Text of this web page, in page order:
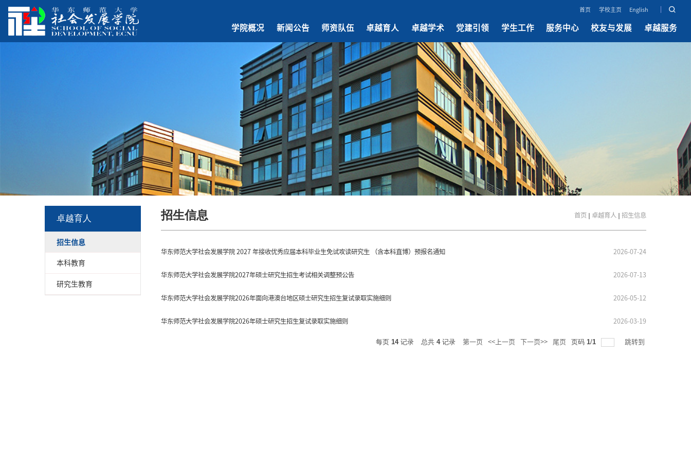
首页 学校主页 English
学院概况 新闻公告 师资队伍 卓越育人 卓越学术 党建引领 学生工作 服务中心 校友与发展 卓越服务
卓越育人
招生信息
本科教育
研究生教育
首页 卓越育人 招生信息
招生信息
华东师范大学社会发展学院 2027 年接收优秀应届本科毕业生免试攻读研究生 （含本科直博）预报名通知 2026-07-24
华东师范大学社会发展学院2027年硕士研究生招生考试相关调整预公告 2026-07-13
华东师范大学社会发展学院2026年面向港澳台地区硕士研究生招生复试录取实施细则 2026-05-12
华东师范大学社会发展学院2026年硕士研究生招生复试录取实施细则 2026-03-19
每页 14记录 总共 4记录 第一页 <<上一页 下一页>> 尾页 页码 1/1 跳转到